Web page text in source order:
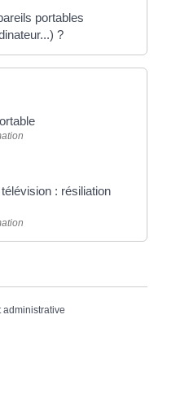
portables
?
: résiliation
administrative